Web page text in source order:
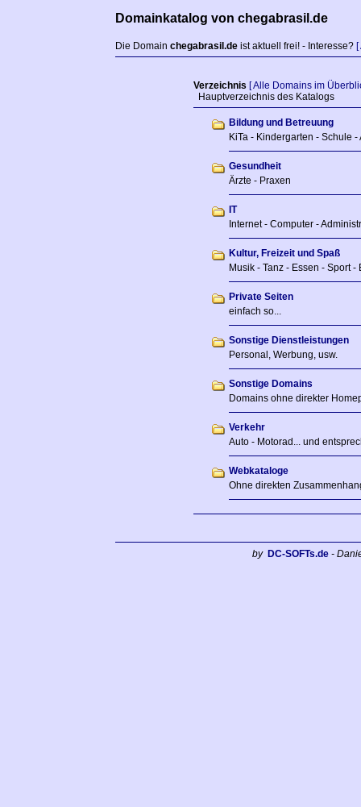
Domainkatalog von chegabrasil.de
Die Domain chegabrasil.de ist aktuell frei! - Interesse?
Verzeichnis [ Alle Domains im
Hauptverzeichnis des Katalogs
Bildung und Betreuung
KiTa - Kindergarten - Schule
Gesundheit
Ärzte - Praxen
IT
Internet - Computer -
Kultur, Freizeit und Spaß
Musik - Tanz - Essen - Sport
Private Seiten
einfach so...
Sonstige Dienstleistungen
Personal, Werbung, usw.
Sonstige Domains
Domains ohne direkter
Verkehr
Auto - Motorad... und
Webkataloge
Ohne direkten
by DC-SOFTs.de -